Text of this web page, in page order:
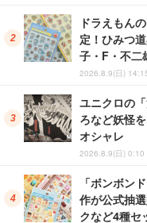
ドラえもん
定！ひみつ
子・F・不二
2026.8.9(日)
ユニクロの
ろなど妖怪
オシャレ
2026.8.9(日) 0:10
「ボンボン
作が公式抽
クなど4種セ